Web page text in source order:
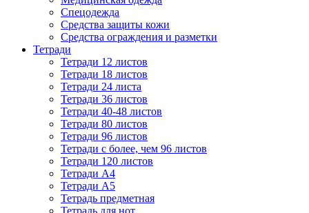
Спецодежда
Средства защиты кожи
Средства ограждения и разметки
Тетради
Тетради 12 листов
Тетради 18 листов
Тетради 24 листа
Тетради 36 листов
Тетради 40-48 листов
Тетради 80 листов
Тетради 96 листов
Тетради с более, чем 96 листов
Тетради 120 листов
Тетради А4
Тетради А5
Тетрадь предметная
Тетрадь для нот